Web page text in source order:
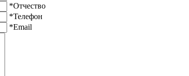
*Отчество
*Телефон
*Email